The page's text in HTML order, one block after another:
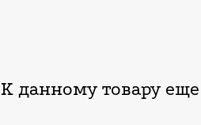
К данному товару